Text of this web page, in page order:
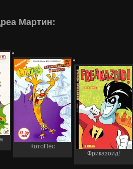
Мартин:
КотоПёс
Фриказоид!